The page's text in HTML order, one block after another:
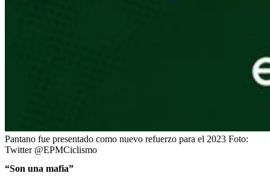
Pantano fue presentado como nuevo refuerzo para el 2023 Foto:
Twitter @EPMCiclismo
“Son una mafia”